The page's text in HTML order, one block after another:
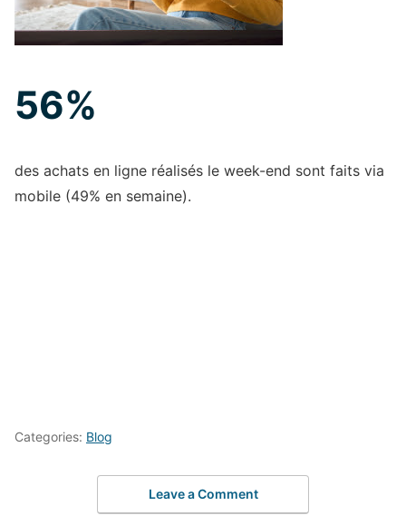
56%
des achats en ligne réalisés le week-end sont faits via
mobile (49% en semaine).
Categories: Blog
Leave a Comment